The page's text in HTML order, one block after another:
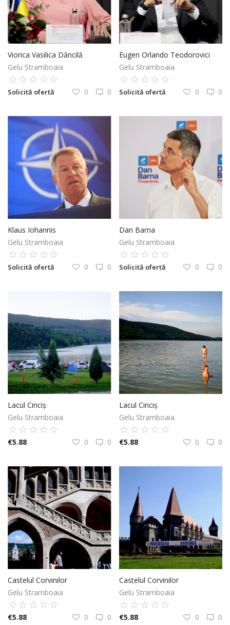
Viorica Vasilica Dăncilă
Gelu Stramboaia
Solicită ofertă 0
0
Eugen Orlando Teodorovici
Gelu Stramboaia
Solicită ofertă 0
0
Klaus Iohannis
Gelu Stramboaia
Solicită ofertă 0
0
Dan Barna
Gelu Stramboaia
Solicită ofertă 0
0
Lacul Cinciș
Gelu Stramboaia
€5.88 0
0
Lacul Cinciș
Gelu Stramboaia
€5.88 0
0
Castelul Corvinilor
Gelu Stramboaia
€5.88 0
0
Castelul Corvinilor
Gelu Stramboaia
€5.88 0
0